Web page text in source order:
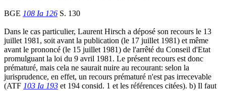
BGE 108 Ia 126 S. 130
Dans le cas particulier, Laurent Hirsch a déposé son recours le 13
juillet 1981, soit avant la publication (le 17 juillet 1981) et même
avant le prononcé (le 15 juillet 1981) de l'arrêté du Conseil d'Etat
promulguant la loi du 9 avril 1981. Le présent recours est donc
prématuré, mais cela ne saurait nuire au recourant: selon la
jurisprudence, en effet, un recours prématuré n'est pas irrecevable
(ATF 103 Ia 193 et 194 consid. 1 et les références citées). b) Il faut